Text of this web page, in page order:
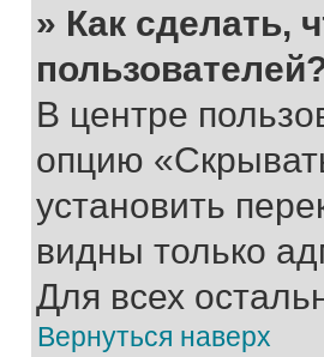
» Как сделать,
В центре
опцию
установить
видны только
Для всех
Вернуться наверх